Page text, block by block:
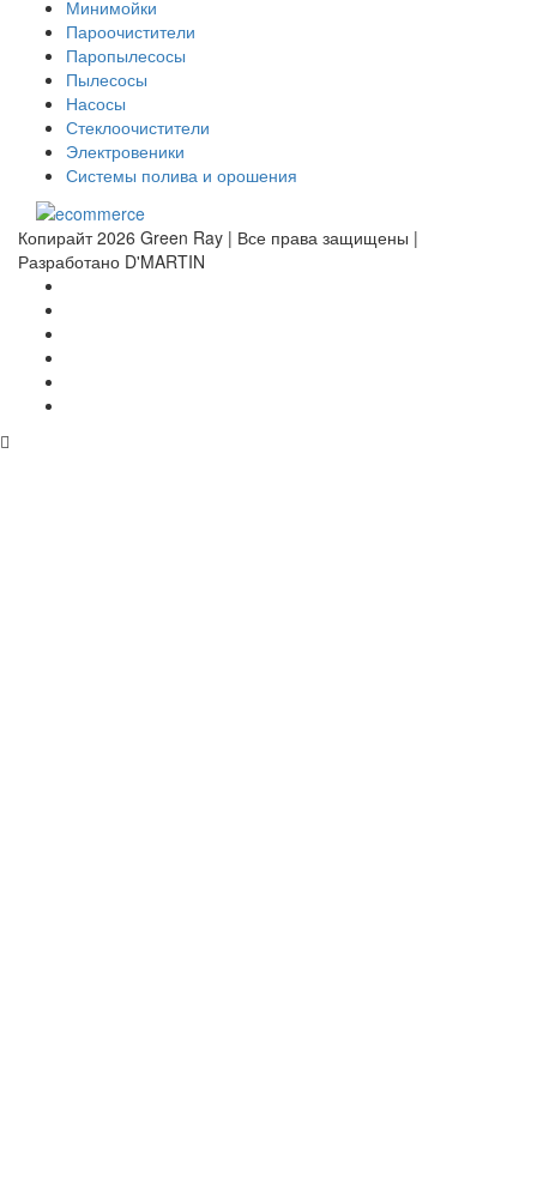
Минимойки
Пароочистители
Паропылесосы
Пылесосы
Насосы
Стеклоочистители
Электровеники
Системы полива и орошения
Копирайт 2026 Green Ray | Все права защищены |
Разработано D'MARTIN